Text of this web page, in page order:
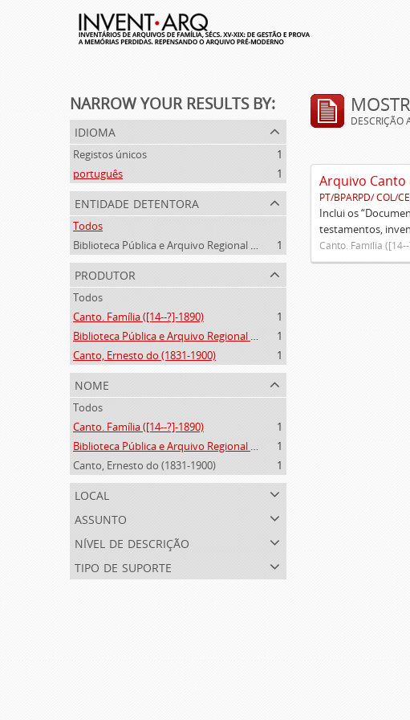
NARROW YOUR RESULTS BY:
idioma
Registos únicos
1
português
1
entidade detentora
Todos
Biblioteca Pública e Arquivo Regional de Ponta Delgada
1
produtor
Todos
Canto. Família ([14--?]-1890)
1
Biblioteca Pública e Arquivo Regional de Ponta Delgada (1841- )
1
Canto, Ernesto do (1831-1900)
1
nome
Todos
Canto. Família ([14--?]-1890)
1
Biblioteca Pública e Arquivo Regional de Ponta Delgada (1841- )
1
Canto, Ernesto do (1831-1900)
1
local
assunto
nível de descrição
tipo de suporte
DESCRIÇÃO
Arquivo Canto
PT/BPARPD/ COL/
Inclui os
testamentos,
Canto. Família